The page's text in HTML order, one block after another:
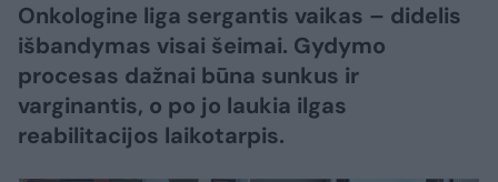
Onkologine liga sergantis vaikas – didelis
išbandymas visai šeimai. Gydymo
procesas dažnai būna sunkus ir
varginantis, o po jo laukia ilgas
reabilitacijos laikotarpis.